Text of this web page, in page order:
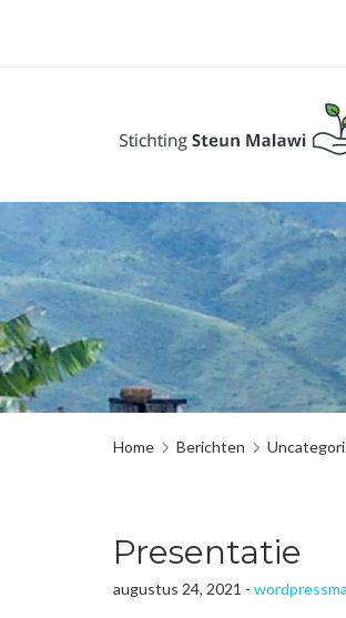
Home Berichten
Presentatie
augustus 24, 2021 -